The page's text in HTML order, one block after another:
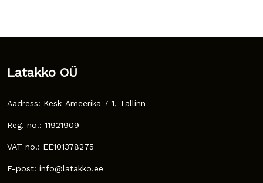
Latakko OÜ
Aadress: Kesk-Ameerika 7-1, Tallinn
Reg. no.: 11921909
VAT no.: EE101378275
E-post: info@latakko.ee